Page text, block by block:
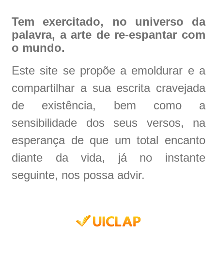
Tem exercitado, no universo da
palavra, a arte de re-espantar com
o mundo.
Este site se propõe a emoldurar e a
compartilhar a sua escrita cravejada
de existência, bem como a
sensibilidade dos seus versos, na
esperança de que um total encanto
diante da vida, já no instante
seguinte, nos possa advir.